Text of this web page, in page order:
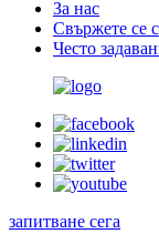
За нас
Свържете се
Често
запитване сега